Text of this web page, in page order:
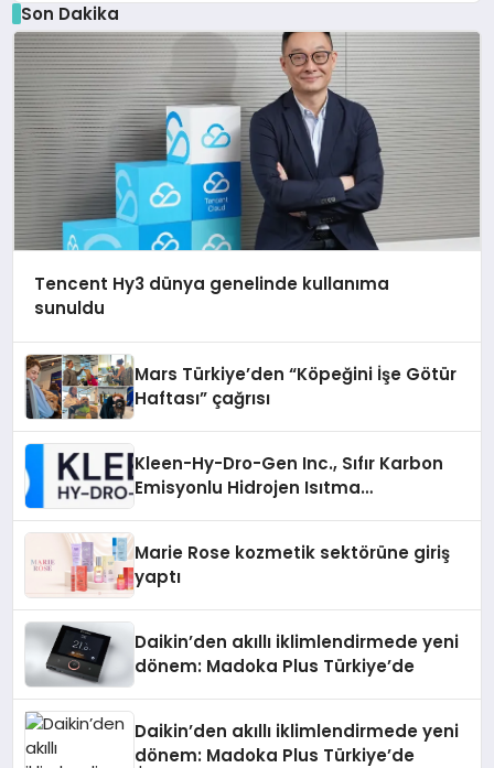
Son Dakika
Tencent Hy3 dünya genelinde kullanıma
sunuldu
Mars Türkiye’den “Köpeğini İşe Götür
Haftası” çağrısı
Kleen-Hy-Dro-Gen Inc., Sıfır Karbon
Emisyonlu Hidrojen Isıtma
Marie Rose kozmetik sektörüne giriş
yaptı
Daikin’den akıllı iklimlendirmede yeni
dönem: Madoka Plus Türkiye’de
Daikin’den akıllı iklimlendirmede yeni
dönem: Madoka Plus Türkiye’de